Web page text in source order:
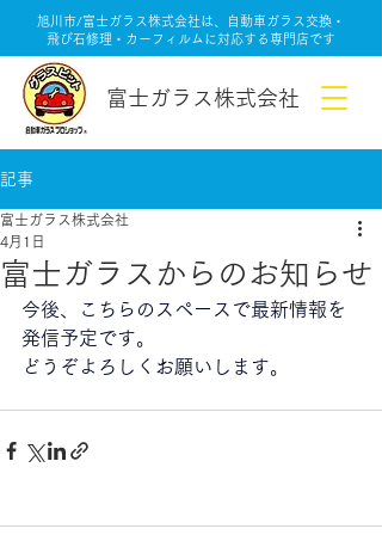
富士ガラス株式会社
旭川市/富士ガラス株式会社は、自動車ガラス交換・
飛び石修理・カーフィルムに対応する専門店です
記事
富士ガラスからのお知らせ
富士ガラス株式会社
4月1日
今後、こちらのスペースで最新情報を
発信予定です。
どうぞよろしくお願いします。